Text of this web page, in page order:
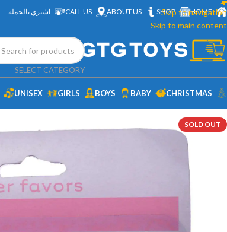
Skip to navigation
Skip to main content
HOME
SHOP
ABOUT US
CALL US اشتري بالجملة
SELECT CATEGORY
CHRISTMAS
BABY
BOYS
GIRLS
UNISEX
SOLD OUT